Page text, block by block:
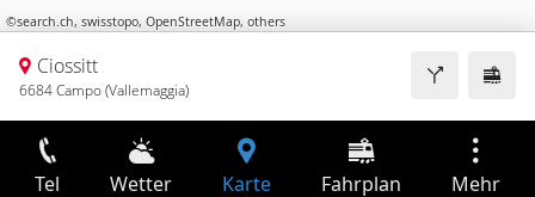
©search.ch, swisstopo, OpenStreetMap, others
Ciossitt
6684 Campo (Vallemaggia)
Tel Wetter Karte Fahrplan Mehr